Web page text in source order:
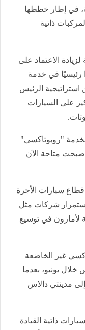
في إطار خططها
ذاتية
الاعتماد على
رئيسيًا في خدمة
استراتيجية الرئيس
على السيارات
"روبوتاكسي"
متاحة الآن
سيارات الأجرة
استمرار شركات مثل
لأمازون في توسيع
غير الخاضعة
يونيو، بعدما
مدينتي دالاس
ذاتية القيادة